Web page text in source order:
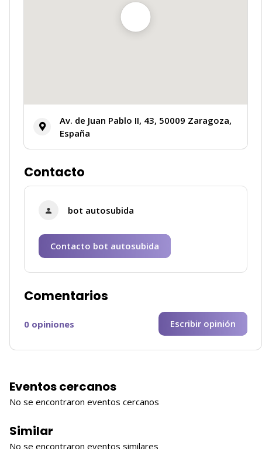
Av. de Juan Pablo II, 43, 50009 Zaragoza,
España
Contacto
bot autosubida
Contacto bot autosubida
Comentarios
0 opiniones Escribir opinión
Eventos cercanos
No se encontraron eventos cercanos
Similar
No se encontraron eventos similares